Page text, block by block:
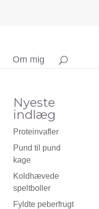
Om mig
Nyeste
indlæg
Proteinvafler
Pund til pund
kage
Koldhævede
speltboller
Fyldte peberfrugt